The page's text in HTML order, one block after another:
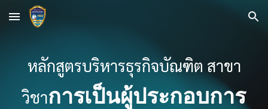
Skip to main content Skip to navigation
หลักสูตรบริหารธุรกิจบัณฑิต สาขา
วิชาการเป็นผู้ประกอบการ